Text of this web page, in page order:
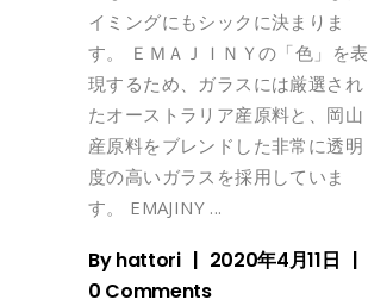
イミングにもシックに決まりま
す。 ＥＭＡＪＩＮＹの「色」を表
現するため、ガラスには厳選され
たオーストラリア産原料と、岡山
産原料をブレンドした非常に透明
度の高いガラスを採用していま
す。 EMAJINY
Byhattori
2020年4月11日
0 Comments